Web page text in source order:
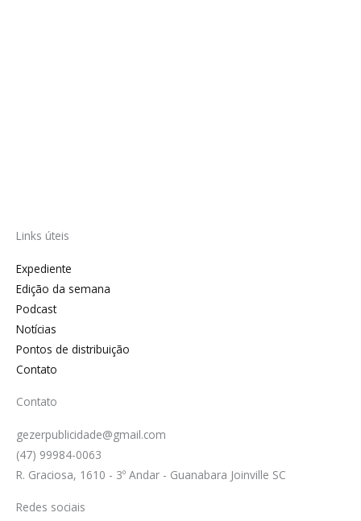
Links úteis
Expediente
Edição da semana
Podcast
Notícias
Pontos de distribuição
Contato
Contato
gezerpublicidade@gmail.com
(47) 99984-0063
R. Graciosa, 1610 - 3º Andar - Guanabara Joinville SC
Redes sociais